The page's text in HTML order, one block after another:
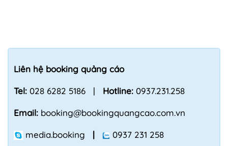
Liên hệ booking quảng cáo
Tel: 028 6282 5186 | Hotline: 0937.231.258
Email: booking@bookingquangcao.com.vn
media.booking | 0937 231 258